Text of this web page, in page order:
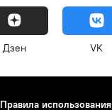
Дзен VK
Правила использования